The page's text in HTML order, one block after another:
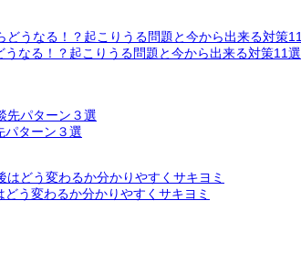
なる！？起こりうる問題と今から出来る対策11選
パターン３選
う変わるか分かりやすくサキヨミ